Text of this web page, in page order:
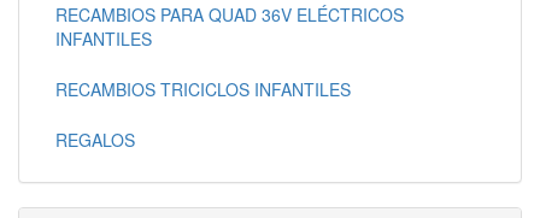
RECAMBIOS PARA QUAD 36V ELÉCTRICOS
INFANTILES
RECAMBIOS TRICICLOS INFANTILES
REGALOS